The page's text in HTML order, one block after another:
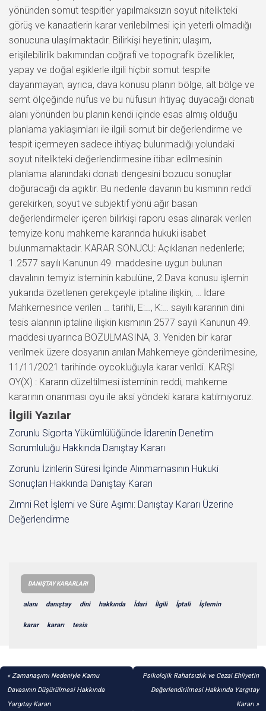
İlgili Yazılar
Zorunlu Sigorta Yükümlülüğünde İdarenin Denetim
Sorumluluğu Hakkında Danıştay Kararı
Zorunlu İzinlerin Süresi İçinde Alınmamasının Hukuki
Sonuçları Hakkında Danıştay Kararı
Zımni Ret İşlemi ve Süre Aşımı: Danıştay Kararı Üzerine
Değerlendirme
DANIŞTAY KARARLARI
alanı danıştay dini hakkında İdari İlgili İptali İşlemin
karar kararı tesis
YAZI
GEZINMESI
Zamanaşımı Nedeniyle Kamu
Davasının Düşürülmesi Hakkında
Yargıtay Kararı
Psikolojik Rahatsızlık ve Cezai Ehliyetin
Değerlendirilmesi Hakkında Yargıtay
Kararı